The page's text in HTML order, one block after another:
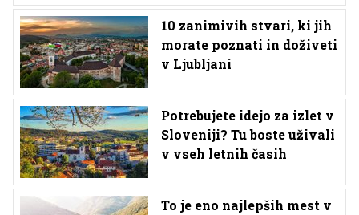
10 zanimivih stvari, ki jih
morate poznati in doživeti
v Ljubljani
Potrebujete idejo za izlet v
Sloveniji? Tu boste uživali
v vseh letnih časih
To je eno najlepših mest v